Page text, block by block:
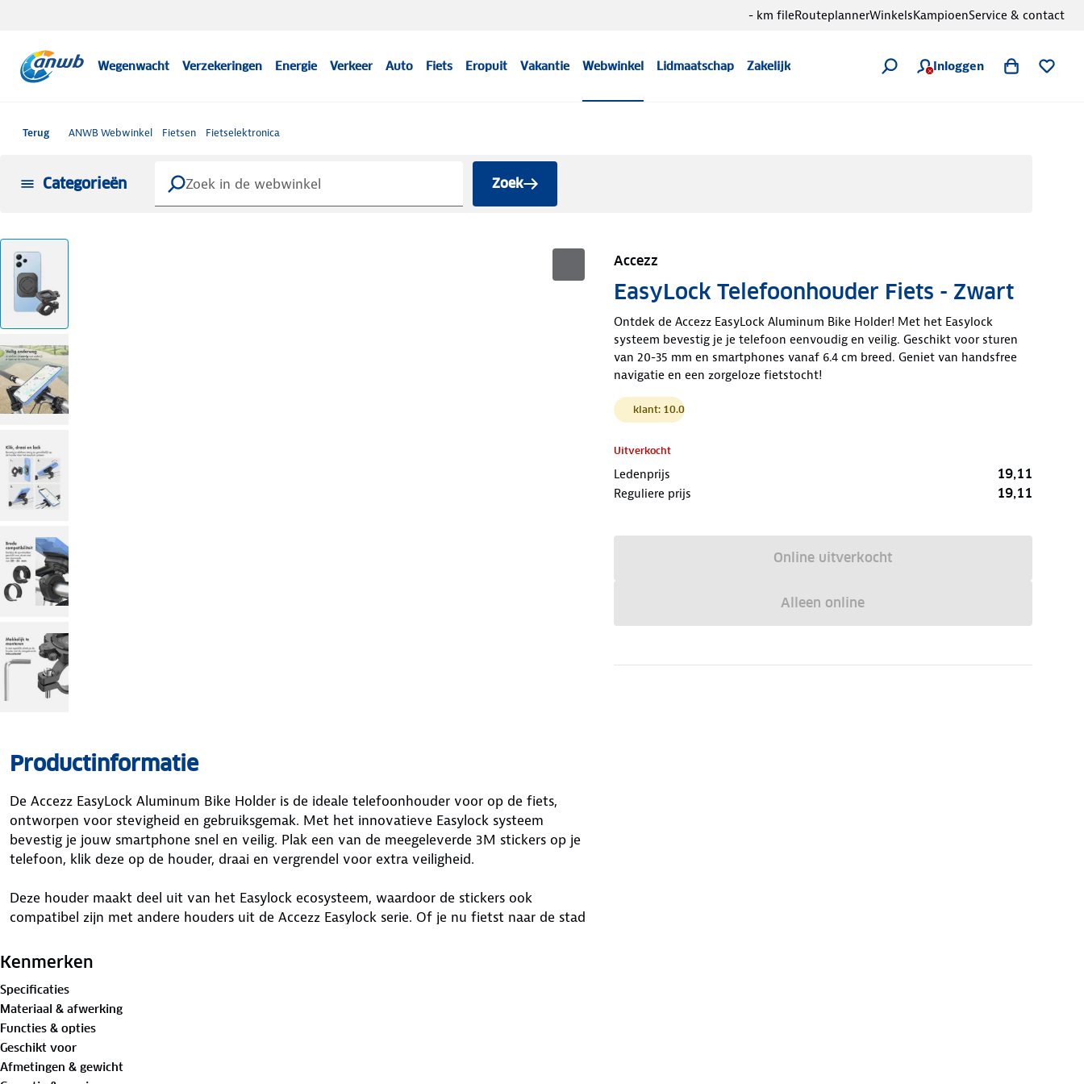
Wegenwacht Verzekeringen Energie Verkeer Auto Fiets Eropuit Vakantie Webwinkel Lidmaatschap Zakelijk Inloggen
- km fileRouteplannerWinkelsKampioenService & contact
Terug ANWB Webwinkel Fietsen Fietselektronica
Categorieën Zoek
Accezz
EasyLock Telefoonhouder Fiets - Zwart
Ontdek de Accezz EasyLock Aluminum Bike Holder! Met het Easylock
systeem bevestig je je telefoon eenvoudig en veilig. Geschikt voor sturen
van 20-35 mm en smartphones vanaf 6.4 cm breed. Geniet van handsfree
navigatie en een zorgeloze fietstocht!
klant: 10.0
Uitverkocht
Ledenprijs 19,11
Reguliere prijs 19,11
Online uitverkocht
Alleen online
Productinformatie
De Accezz EasyLock Aluminum Bike Holder is de ideale telefoonhouder voor op de fiets,
ontworpen voor stevigheid en gebruiksgemak. Met het innovatieve Easylock systeem
bevestig je jouw smartphone snel en veilig. Plak een van de meegeleverde 3M stickers op je
telefoon, klik deze op de houder, draai en vergrendel voor extra veiligheid.
Deze houder maakt deel uit van het Easylock ecosysteem, waardoor de stickers ook
compatibel zijn met andere houders uit de Accezz Easylock serie. Of je nu fietst naar de stad
accessoires.
De houder is geschikt voor sturen met een diameter van 20-35 mm en is te gebruiken met
smartphones die minimaal 6.4 cm breed zijn. De installatie is eenvoudig met de bijgeleverde
inbussleutel, zodat je snel op pad kunt.
Met je telefoon veilig in de houder, houd je je handen vrij aan het stuur. Dit maakt het
Kenmerken
Specificaties
Materiaal & afwerking
Functies & opties
Geschikt voor
Afmetingen & gewicht